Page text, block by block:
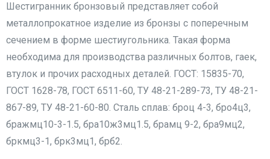
Шестигранник бронзовый представляет собой
металлопрокатное изделие из бронзы с поперечным
сечением в форме шестиугольника. Такая форма
необходима для производства различных болтов, гаек,
втулок и прочих расходных деталей. ГОСТ: 15835-70,
ГОСТ 1628-78, ГОСТ 6511-60, ТУ 48-21-289-73, ТУ 48-21-
867-89, ТУ 48-21-60-80. Сталь сплав: броц 4-3, бро4ц3,
бражмц10-3-1.5, бра10ж3мц1.5, брамц 9-2, бра9мц2,
бркмц3-1, брк3мц1, брб2.